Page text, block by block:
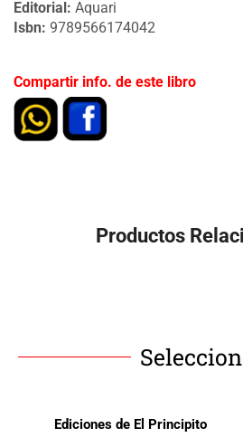
Editorial: Aquari
Isbn: 9789566174042
Compartir info. de este libro
Productos
Ediciones de El Principito